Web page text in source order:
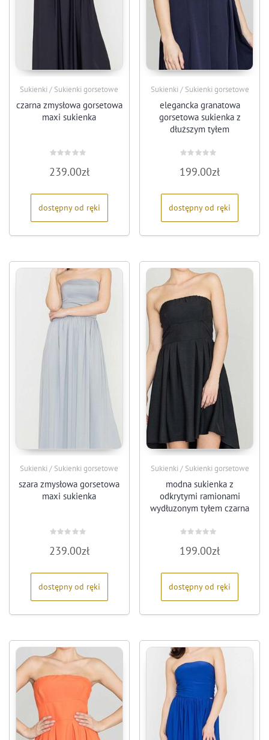
Sukienki / Sukienki gorsetowe
czarna zmysłowa gorsetowa
maxi sukienka
0
na
239.00zł
dostępny od ręki
Sukienki / Sukienki gorsetowe
elegancka granatowa
gorsetowa sukienka z
dłuższym tyłem
0
na
199.00zł
dostępny od ręki
Sukienki / Sukienki gorsetowe
szara zmysłowa gorsetowa
maxi sukienka
0
na
239.00zł
dostępny od ręki
Sukienki / Sukienki gorsetowe
modna sukienka z
odkrytymi ramionami
wydłuzonym tyłem czarna
0
na
199.00zł
dostępny od ręki